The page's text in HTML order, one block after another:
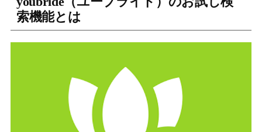
索機能とは